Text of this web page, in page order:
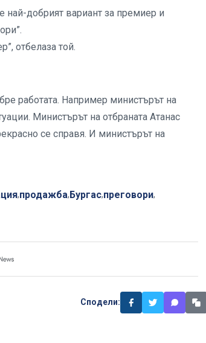
най-добрият вариант за премиер и
отбелаза той.
работата. Например министърът на
Министърът на отбраната Атанас
се справя. И министърът на
,продажба,Бургас,преговори,
Сподели: